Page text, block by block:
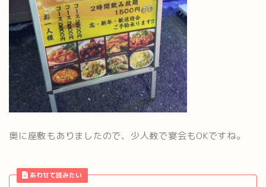
奥に座敷もありましたので、少人数で宴会もOKですね。